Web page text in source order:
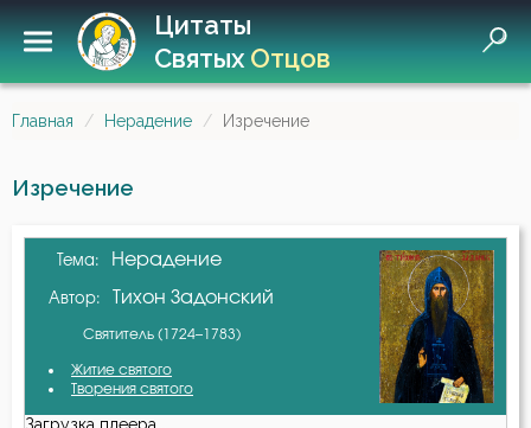
Цитаты
СвятыхОтцов
Главная Нерадение Изречение
Изречение
Тема: Нерадение
Автор: Тихон Задонский
Святитель (1724–1783)
Житие святого
Творения святого